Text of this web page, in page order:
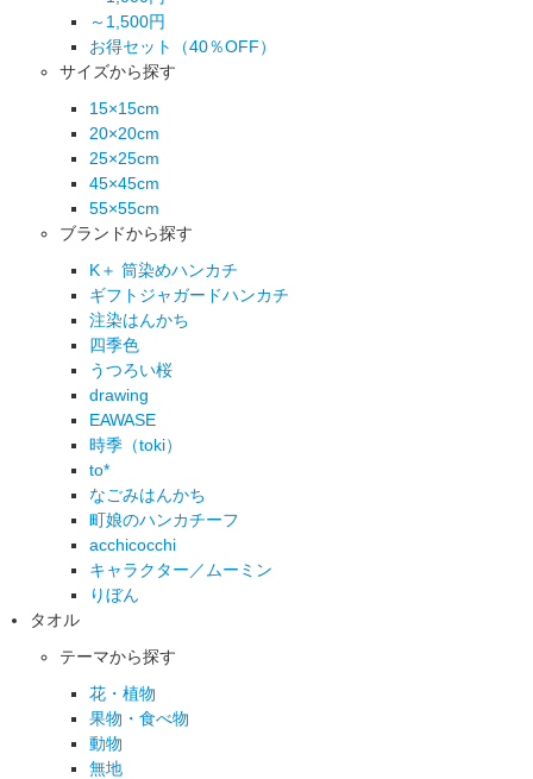
～1,500円
お得セット（40％OFF）
サイズから探す
15×15cm
20×20cm
25×25cm
45×45cm
55×55cm
ブランドから探す
K＋ 筒染めハンカチ
ギフトジャガードハンカチ
注染はんかち
四季色
うつろい桜
drawing
EAWASE
時季（toki）
to*
なごみはんかち
町娘のハンカチーフ
acchicocchi
キャラクター／ムーミン
りぼん
タオル
テーマから探す
花・植物
果物・食べ物
動物
無地